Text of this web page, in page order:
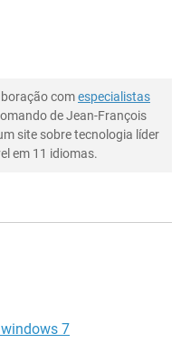
comespecialistas
de Jean-François
site sobre tecnologia líder
em 11 idiomas.
7